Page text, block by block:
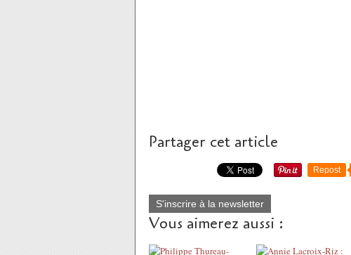
Partager cet article
Repost
S'inscrire à la newsletter
Vous aimerez aussi :